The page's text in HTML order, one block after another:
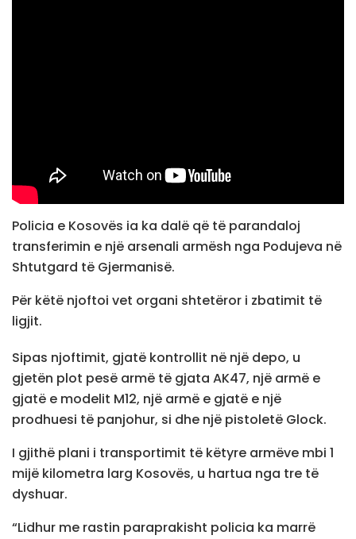
Policia e Kosovës ia ka dalë që të parandaloj
transferimin e një arsenali armësh nga Podujeva në
Shtutgard të Gjermanisë.
Për këtë njoftoi vet organi shtetëror i zbatimit të
ligjit.
Sipas njoftimit, gjatë kontrollit në një depo, u
gjetën plot pesë armë të gjata AK47, një armë e
gjatë e modelit M12, një armë e gjatë e një
prodhuesi të panjohur, si dhe një pistoletë Glock.
I gjithë plani i transportimit të këtyre armëve mbi 1
mijë kilometra larg Kosovës, u hartua nga tre të
dyshuar.
“Lidhur me rastin paraprakisht policia ka marrë